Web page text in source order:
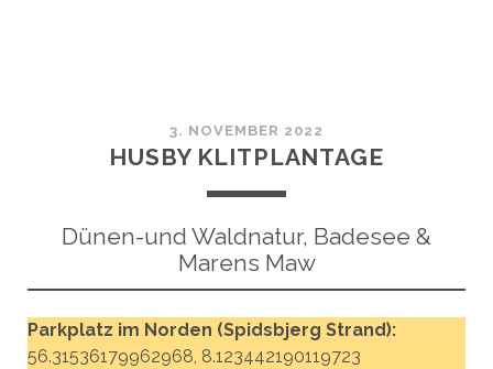
3. NOVEMBER 2022
HUSBY KLITPLANTAGE
Dünen-und Waldnatur, Badesee &
Marens Maw
Parkplatz im Norden (Spidsbjerg Strand):
56.31536179962968, 8.123442190119723